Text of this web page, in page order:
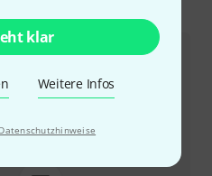
klar
Weitere Infos
Datenschutzhinweise
Sie uns